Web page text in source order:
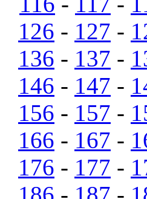
126 - 127 -
136 - 137 -
146 - 147 -
156 - 157 -
166 - 167 -
176 - 177 -